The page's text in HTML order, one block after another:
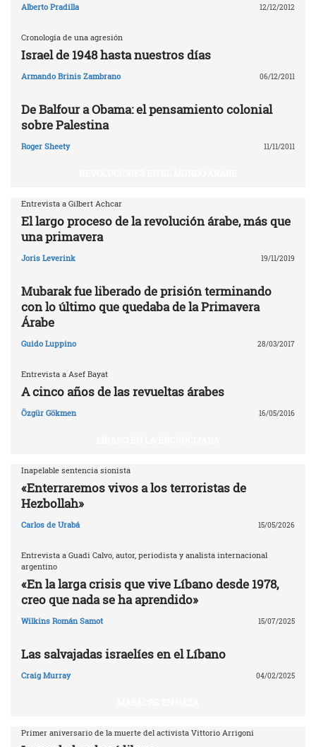
Alberto Pradilla 12/12/2012
Cronología de una agresión
Israel de 1948 hasta nuestros días
Armando Brinis Zambrano 06/12/2011
De Balfour a Obama: el pensamiento colonial
sobre Palestina
Roger Sheety 11/11/2011
Entrevista a Gilbert Achcar
El largo proceso de la revolución árabe, más que
una primavera
Joris Leverink 19/11/2019
Mubarak fue liberado de prisión terminando
con lo último que quedaba de la Primavera
Árabe
Guido Luppino 28/03/2017
Entrevista a Asef Bayat
A cinco años de las revueltas árabes
Özgür Gökmen 16/05/2016
Inapelable sentencia sionista
«Enterraremos vivos a los terroristas de
Hezbollah»
Carlos de Urabá 15/05/2026
Entrevista a Guadi Calvo, autor, periodista y analista internacional
argentino
«En la larga crisis que vive Líbano desde 1978,
creo que nada se ha aprendido»
Wilkins Román Samot 15/07/2025
Las salvajadas israelíes en el Líbano
Craig Murray 04/02/2025
Primer aniversario de la muerte del activista Vittorio Arrigoni